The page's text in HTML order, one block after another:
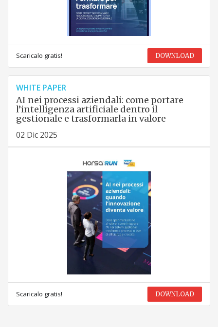
Scaricalo gratis! DOWNLOAD
WHITE PAPER
AI nei processi aziendali: come portare
l’intelligenza artificiale dentro il
gestionale e trasformarla in valore
02 Dic 2025
Scaricalo gratis! DOWNLOAD